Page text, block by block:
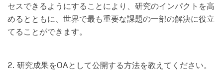
セスできるようにすることにより、研究のインパクトを高
めるとともに、世界で最も重要な課題の一部の解決に役立
てることができます。
2. 研究成果をOAとして公開する方法を教えてください。